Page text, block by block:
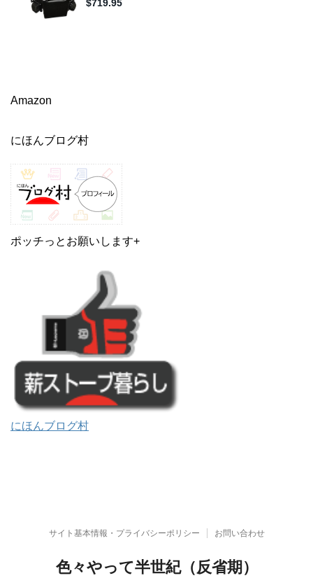
Amazon
にほんブログ村
ポッチっとお願いします+
にほんブログ村
サイト基本情報・プライバシーポリシー お問い合わせ
色々やって半世紀（反省期）